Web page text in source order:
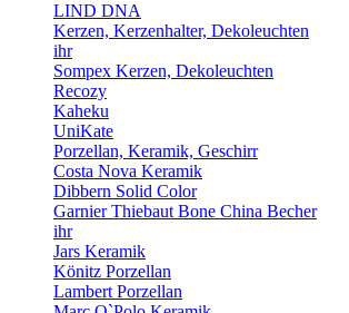
LIND DNA
Kerzen, Kerzenhalter, Dekoleuchten
ihr
Sompex Kerzen, Dekoleuchten
Recozy
Kaheku
UniKate
Porzellan, Keramik, Geschirr
Costa Nova Keramik
Dibbern Solid Color
Garnier Thiebaut Bone China Becher
ihr
Jars Keramik
Könitz Porzellan
Lambert Porzellan